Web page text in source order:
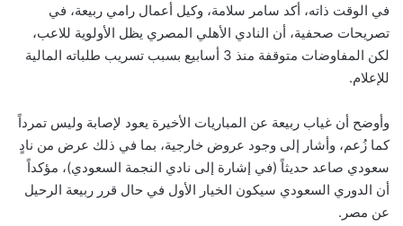
في الوقت ذاته، أكد سامر سلامة، وكيل أعمال رامي ربيعة، في
تصريحات صحفية، أن النادي الأهلي المصري يظل الأولوية للاعب،
لكن المفاوضات متوقفة منذ 3 أسابيع بسبب تسريب طلباته المالية
للإعلام.
وأوضح أن غياب ربيعة عن المباريات الأخيرة يعود لإصابة وليس تمرداً
كما زُعم، وأشار إلى وجود عروض خارجية، بما في ذلك عرض من نادٍ
سعودي صاعد حديثاً (في إشارة إلى نادي النجمة السعودي)، مؤكداً
أن الدوري السعودي سيكون الخيار الأول في حال قرر ربيعة الرحيل
عن مصر.